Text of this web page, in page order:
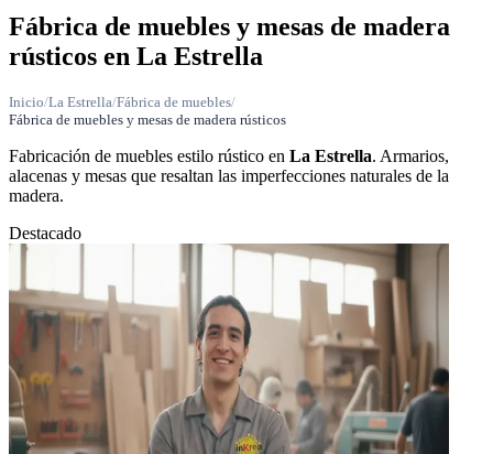
Fábrica de muebles y mesas de madera
rústicos en La Estrella
Inicio/La Estrella/Fábrica de muebles/
Fábrica de muebles y mesas de madera rústicos
Fabricación de muebles estilo rústico en La Estrella. Armarios,
alacenas y mesas que resaltan las imperfecciones naturales de la
madera.
Destacado